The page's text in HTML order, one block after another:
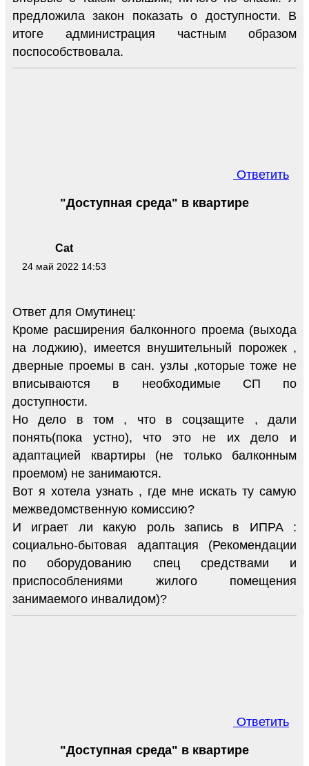
предложила закон показать о доступности. В
итоге администрация частным образом
поспособствовала.
Ответить
Cat
24 май 2022 14:53
"Доступная среда" в квартире
Ответ для Омутинец:
Кроме расширения балконного проема (выхода
на лоджию), имеется внушительный порожек ,
дверные проемы в сан. узлы ,которые тоже не
вписываются в необходимые СП по
доступности.
Но дело в том , что в соцзащите , дали
понять(пока устно), что это не их дело и
адаптацией квартиры (не только балконным
проемом) не занимаются.
Вот я хотела узнать , где мне искать ту самую
межведомственную комиссию?
И играет ли какую роль запись в ИПРА :
социально-бытовая адаптация (Рекомендации
по оборудованию спец средствами и
приспособлениями жилого помещения
занимаемого инвалидом)?
Ответить
"Доступная среда" в квартире